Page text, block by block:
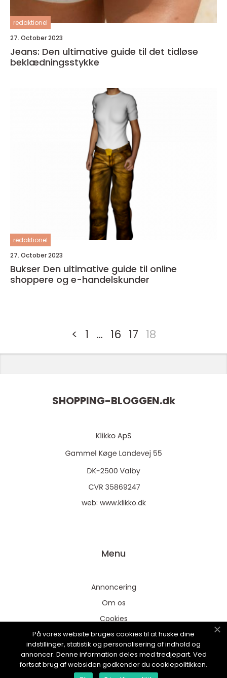
redaktionel
27. October 2023
Jeans: Den ultimative guide til det tidløse
beklædningsstykke
redaktionel
27. October 2023
Bukser Den ultimative guide til online
shoppere og e-handelskunder
< 1 … 16 17 18
SHOPPING-BLOGGEN.dk
web: www.klikko.dk
Menu
Annoncering
Om os
Cookies
Kontakt os
Sitemap
På vores website bruges cookies til at huske dine
indstillinger, statistik og personalisering af indhold og
annoncer. Denne information deles med tredjepart. Ved
fortsat brug af websiden godkender du cookiepolitikken.